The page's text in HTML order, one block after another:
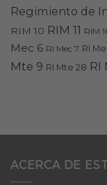
Regimiento de
RIM 10 RIM 11 RIM
Mec 6 RI Mec 7 RI
Mte 9 RI Mte 28 RI
ACERCA DE